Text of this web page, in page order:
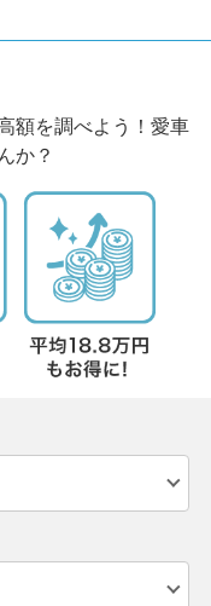
額を調べよう！愛車
か？